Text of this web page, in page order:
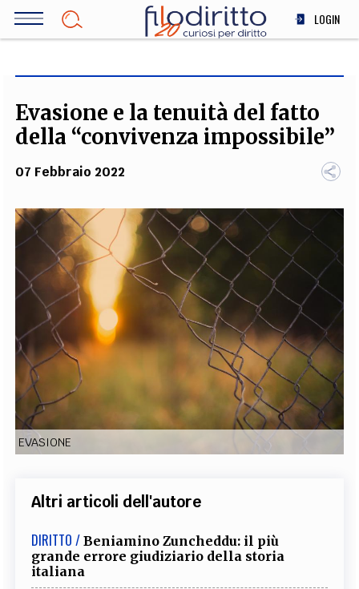
Salta
LOGIN
SOCIETÀ
MEDICINA
ALTRO
TEAM
FILODIRITTO REDAZIONE COMITATO SCIENTIFICO AUTORI
CURATORI
FOTOGRAFI
COLLABORA CON NOI
EXTRA
CODICI PROCEEDINGS PUBBLICITÀ CONTATTI
SOCIAL MEDIA
Evasione e la tenuità del fatto
della “convivenza impossibile”
07 Febbraio 2022
EVASIONE
Altri articoli dell'autore
DIRITTO / Beniamino Zuncheddu: il più
grande errore giudiziario della storia
italiana